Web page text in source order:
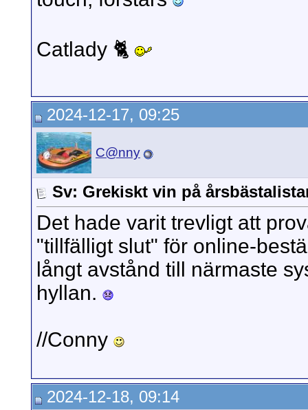
Catlady 🐈
2024-12-17, 09:25
C@nny
Sv: Grekiskt vin på
Det hade varit trevligt att
"tillfälligt slut" för online-
långt avstånd till närmaste
hyllan.
//Conny
2024-12-18, 09:14